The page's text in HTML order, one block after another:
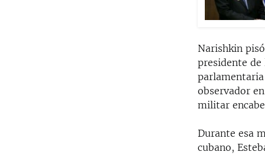
Narishkin
presidente de
observador
militar
Durante esa
cubano,